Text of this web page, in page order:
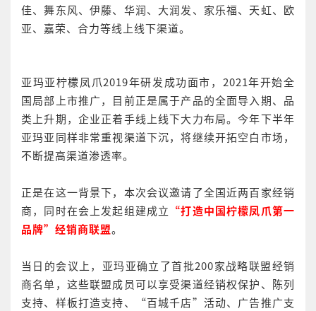
佳、舞东风、伊藤、华润、大润发、家乐福、天虹、欧
亚、嘉荣、合力等线上线下渠道。
亚玛亚柠檬凤爪2019年研发成功面市，2021年开始全
国局部上市推广，目前正是属于产品的全面导入期、品
类上升期，企业正着手线上线下大力布局。今年下半年
亚玛亚同样非常重视渠道下沉，将继续开拓空白市场，
不断提高渠道渗透率。
正是在这一背景下，本次会议邀请了全国近两百家经销
商，同时在会上发起组建成立 “打造中国柠檬凤爪第一
品牌”经销商联盟。
当日的会议上，亚玛亚确立了首批200家战略联盟经销
商名单，这些联盟成员可以享受渠道经销权保护、陈列
支持、样板打造支持、“百城千店”活动、广告推广支